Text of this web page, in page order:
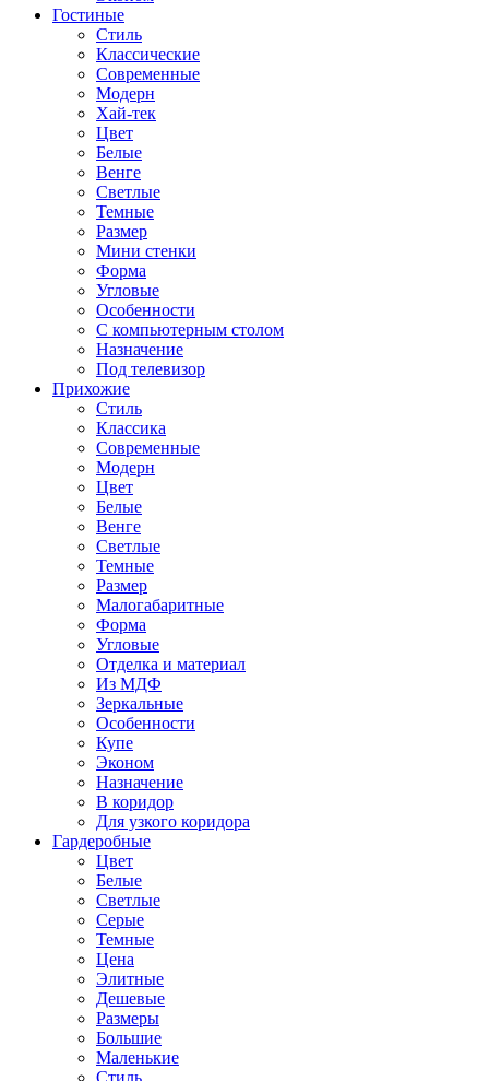
Гостиные
Стиль
Классические
Современные
Модерн
Хай-тек
Цвет
Белые
Венге
Светлые
Темные
Размер
Мини стенки
Форма
Угловые
Особенности
С компьютерным столом
Назначение
Под телевизор
Прихожие
Стиль
Классика
Современные
Модерн
Цвет
Белые
Венге
Светлые
Темные
Размер
Малогабаритные
Форма
Угловые
Отделка и материал
Из МДФ
Зеркальные
Особенности
Купе
Эконом
Назначение
В коридор
Для узкого коридора
Гардеробные
Цвет
Белые
Светлые
Серые
Темные
Цена
Элитные
Дешевые
Размеры
Большие
Маленькие
Стиль